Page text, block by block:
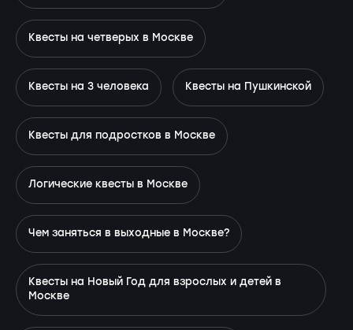
Квесты на четверых в Москве
Квесты на 3 человека Квесты на Пушкинской
Квесты для подростков в Москве
Логические квесты в Москве
Чем заняться в выходные в Москве?
Квесты на Новый Год для взрослых и детей в
Москве